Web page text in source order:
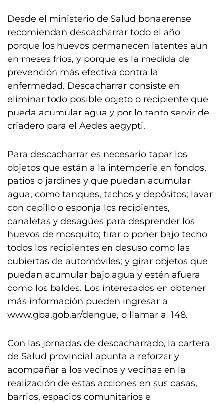
Desde el ministerio de Salud bonaerense
recomiendan descacharrar todo el año
porque los huevos permanecen latentes aun
en meses fríos, y porque es la medida de
prevención más efectiva contra la
enfermedad. Descacharrar consiste en
eliminar todo posible objeto o recipiente que
pueda acumular agua y por lo tanto servir de
criadero para el Aedes aegypti.
Para descacharrar es necesario tapar los
objetos que están a la intemperie en fondos,
patios o jardines y que puedan acumular
agua, como tanques, tachos y depósitos; lavar
con cepillo o esponja los recipientes,
canaletas y desagües para desprender los
huevos de mosquito; tirar o poner bajo techo
todos los recipientes en desuso como las
cubiertas de automóviles; y girar objetos que
puedan acumular bajo agua y estén afuera
como los baldes. Los interesados en obtener
más información pueden ingresar a
www.gba.gob.ar/dengue, o llamar al 148.
Con las jornadas de descacharrado, la cartera
de Salud provincial apunta a reforzar y
acompañar a los vecinos y vecinas en la
realización de estas acciones en sus casas,
barrios, espacios comunitarios e